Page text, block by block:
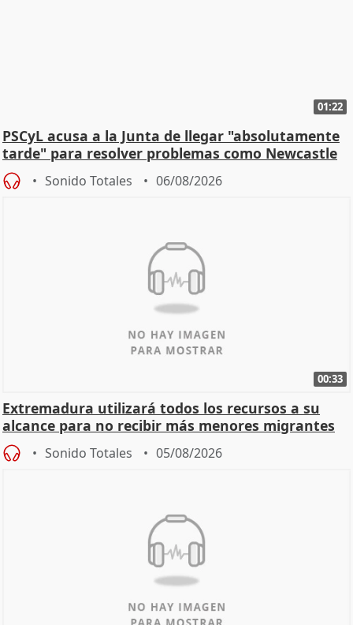
01:22
PSCyL acusa a la Junta de llegar "absolutamente
tarde" para resolver problemas como Newcastle
Sonido Totales 06/08/2026
00:33
Extremadura utilizará todos los recursos a su
alcance para no recibir más menores migrantes
Sonido Totales 05/08/2026